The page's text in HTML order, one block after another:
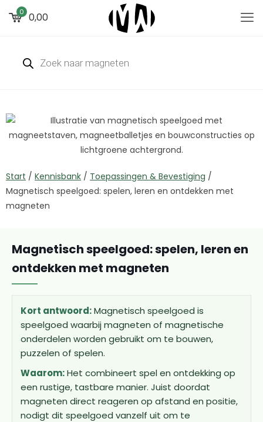
0 0,00
Start / Kennisbank / Toepassingen & Bevestiging /
Magnetisch speelgoed: spelen, leren en ontdekken met
magneten
Magnetisch speelgoed: spelen, leren en
ontdekken met magneten
Kort antwoord:Magnetisch speelgoed is
speelgoed waarbij magneten of magnetische
onderdelen worden gebruikt om te bouwen,
puzzelen of spelen.
Waarom:Het combineert spel en ontdekking op
een rustige, tastbare manier. Juist doordat
magneten direct reageren op afstand en positie,
nodigt dit speelgoed vanzelf uit om te